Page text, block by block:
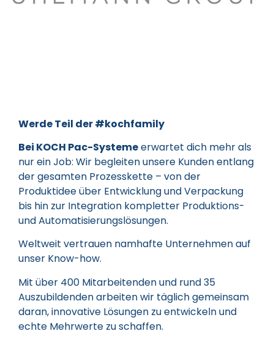
Werde Teil der #kochfamily
Bei KOCH Pac-Systemeerwartet dich mehr als
nur ein Job: Wir begleiten unsere Kunden entlang
der gesamten Prozesskette – von der
Produktidee über Entwicklung und Verpackung
bis hin zur Integration kompletter Produktions-
und Automatisierungslösungen.
Weltweit vertrauen namhafte Unternehmen auf
unser Know-how.
Mit über 400 Mitarbeitenden und rund 35
Auszubildenden arbeiten wir täglich gemeinsam
daran, innovative Lösungen zu entwickeln und
echte Mehrwerte zu schaffen.